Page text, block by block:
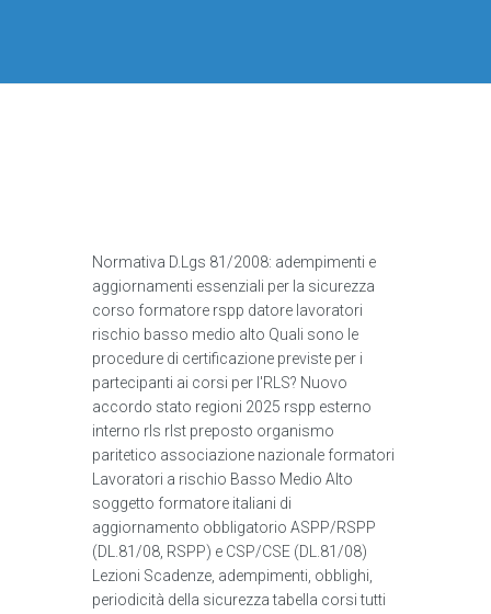
Normativa D.Lgs 81/2008: adempimenti e
aggiornamenti essenziali per la sicurezza
corso formatore rspp datore lavoratori
rischio basso medio alto Quali sono le
procedure di certificazione previste per i
partecipanti ai corsi per l'RLS? Nuovo
accordo stato regioni 2025 rspp esterno
interno rls rlst preposto organismo
paritetico associazione nazionale formatori
Lavoratori a rischio Basso Medio Alto
soggetto formatore italiani di
aggiornamento obbligatorio ASPP/RSPP
(DL.81/08, RSPP) e CSP/CSE (DL.81/08)
Lezioni Scadenze, adempimenti, obblighi,
periodicità della sicurezza tabella corsi tutti